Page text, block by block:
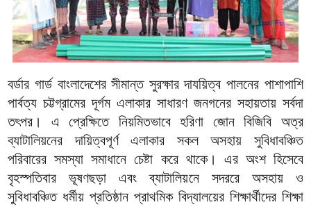
বর্ডার গার্ড বাংলাদেশের সীমান্ত সুরক্ষার দাযয়িত্ব পালনের পাশাপাশি
পার্বত্য চট্টগ্রামের দূর্গম এলাকার সাধারণ জনগনের সহায়তায় সর্বদা
তৎপর। এ প্রেক্ষিতে নিয়মিতভাবে হরিণা জোন বিজিবি অত্র
ব্যাটালিয়নের দায়িত্বপূর্ণ এলাকার সকল অসহায় সুবিধাবঞ্চিত
পরিবারের সমস্যা সমাধানে চেষ্টা করে থাকে। এর অংশ হিসেবে
বৃহস্পতিবার ভূষণছড়া এবং ব্যাটালিয়নে সদররে অসহায় ও
সুবিধাবঞ্চিত ধর্মীয় প্রতিষ্ঠান প্রাথমিক বিদ্যালয়ের শিক্ষার্থীদের শিক্ষা